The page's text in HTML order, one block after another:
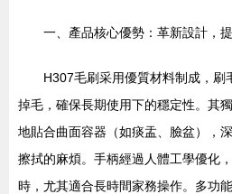
一、產品核心優勢：革新設計，
H307毛刷采用優質材料制成，刷
掉毛，確保長期使用下的穩定性。其
地貼合曲面容器（如痰盂、臉盆），
擦拭的麻煩。手柄經過人體工學優化
時，尤其適合長時間家務操作。多